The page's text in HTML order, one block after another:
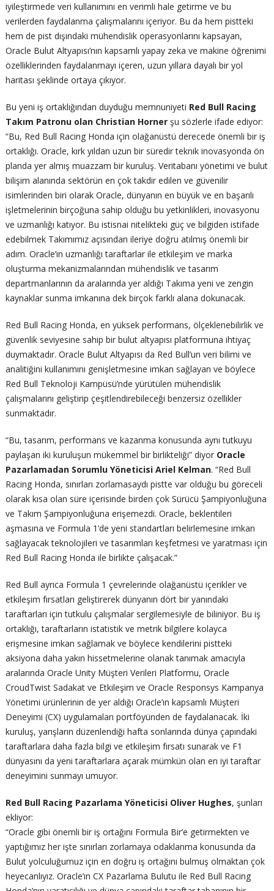
iyileştirmede veri kullanımını en verimli hale getirme ve bu
verilerden faydalanma çalışmalarını içeriyor. Bu da hem pistteki
hem de pist dışındaki mühendislik operasyonlarını kapsayan,
Oracle Bulut Altyapısı’nın kapsamlı yapay zeka ve makine öğrenimi
özelliklerinden faydalanmayı içeren, uzun yıllara dayalı bir yol
haritası şeklinde ortaya çıkıyor.
Bu yeni iş ortaklığından duyduğu memnuniyeti Red Bull Racing
Takım Patronu olan Christian Hornerşu sözlerle ifade ediyor:
“Bu, Red Bull Racing Honda için olağanüstü derecede önemli bir iş
ortaklığı. Oracle, kırk yıldan uzun bir süredir teknik inovasyonda ön
planda yer almış muazzam bir kuruluş. Veritabanı yönetimi ve bulut
bilişim alanında sektörün en çok takdir edilen ve güvenilir
isimlerinden biri olarak Oracle, dünyanın en büyük ve en başarılı
işletmelerinin birçoğuna sahip olduğu bu yetkinlikleri, inovasyonu
ve uzmanlığı katıyor. Bu istisnai nitelikteki güç ve bilgiden istifade
edebilmek Takımımız açısından ileriye doğru atılmış önemli bir
adım. Oracle’ın uzmanlığı taraftarlar ile etkileşim ve marka
oluşturma mekanizmalarından mühendislik ve tasarım
departmanlarının da aralarında yer aldığı Takıma yeni ve zengin
kaynaklar sunma imkanına dek birçok farklı alana dokunacak.
Red Bull Racing Honda, en yüksek performans, ölçeklenebilirlik ve
güvenlik seviyesine sahip bir bulut altyapısı platformuna ihtiyaç
duymaktadır. Oracle Bulut Altyapısı da Red Bull’un veri bilimi ve
analitiğini kullanımını genişletmesine imkan sağlayan ve böylece
Red Bull Teknoloji Kampüsü’nde yürütülen mühendislik
çalışmalarını geliştirip çeşitlendirebileceği benzersiz özellikler
sunmaktadır.
“Bu, tasarım, performans ve kazanma konusunda aynı tutkuyu
paylaşan iki kuruluşun mükemmel bir birlikteliği” diyor Oracle
Pazarlamadan Sorumlu Yöneticisi Ariel Kelman. “Red Bull
Racing Honda, sınırları zorlamasaydı pistte var olduğu bu göreceli
olarak kısa olan süre içerisinde birden çok Sürücü Şampiyonluğuna
ve Takım Şampiyonluğuna erişemezdi. Oracle, beklentileri
aşmasına ve Formula 1’de yeni standartları belirlemesine imkan
sağlayacak teknolojileri ve tasarımları keşfetmesi ve yaratması için
Red Bull Racing Honda ile birlikte çalışacak.”
Red Bull ayrıca Formula 1 çevrelerinde olağanüstü içerikler ve
etkileşim fırsatları geliştirerek dünyanın dört bir yanındaki
taraftarları için tutkulu çalışmalar sergilemesiyle de biliniyor. Bu iş
ortaklığı, taraftarların istatistik ve metrik bilgilere kolayca
erişmesine imkan sağlamak ve böylece kendilerini pistteki
aksiyona daha yakın hissetmelerine olanak tanımak amacıyla
aralarında Oracle Unity Müşteri Verileri Platformu, Oracle
CroudTwist Sadakat ve Etkileşim ve Oracle Responsys Kampanya
Yönetimi ürünlerinin de yer aldığı Oracle’ın kapsamlı Müşteri
Deneyimi (CX) uygulamaları portföyünden de faydalanacak. İki
kuruluş, yarışların düzenlendiği hafta sonlarında dünya çapındaki
taraftarlara daha fazla bilgi ve etkileşim fırsatı sunarak ve F1
dünyasını da yeni taraftarlara açarak mümkün olan en iyi taraftar
deneyimini sunmayı umuyor.
Red Bull Racing Pazarlama Yöneticisi Oliver Hughes, şunları
ekliyor:
“Oracle gibi önemli bir iş ortağını Formula Bir’e getirmekten ve
yaptığımız her işte sınırları zorlamaya odaklanma konusunda da
Bulut yolculuğumuz için en doğru iş ortağını bulmuş olmaktan çok
heyecanlıyız. Oracle’ın CX Pazarlama Bulutu ile Red Bull Racing